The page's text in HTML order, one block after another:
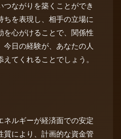
つながりを築くことができ
ちを表現し、相手の立場に
を心がけることで、関係性
今日の経験が、あなたの人
てくれることでしょう。
ネルギーが経済面での安定
質により、計画的な資金管